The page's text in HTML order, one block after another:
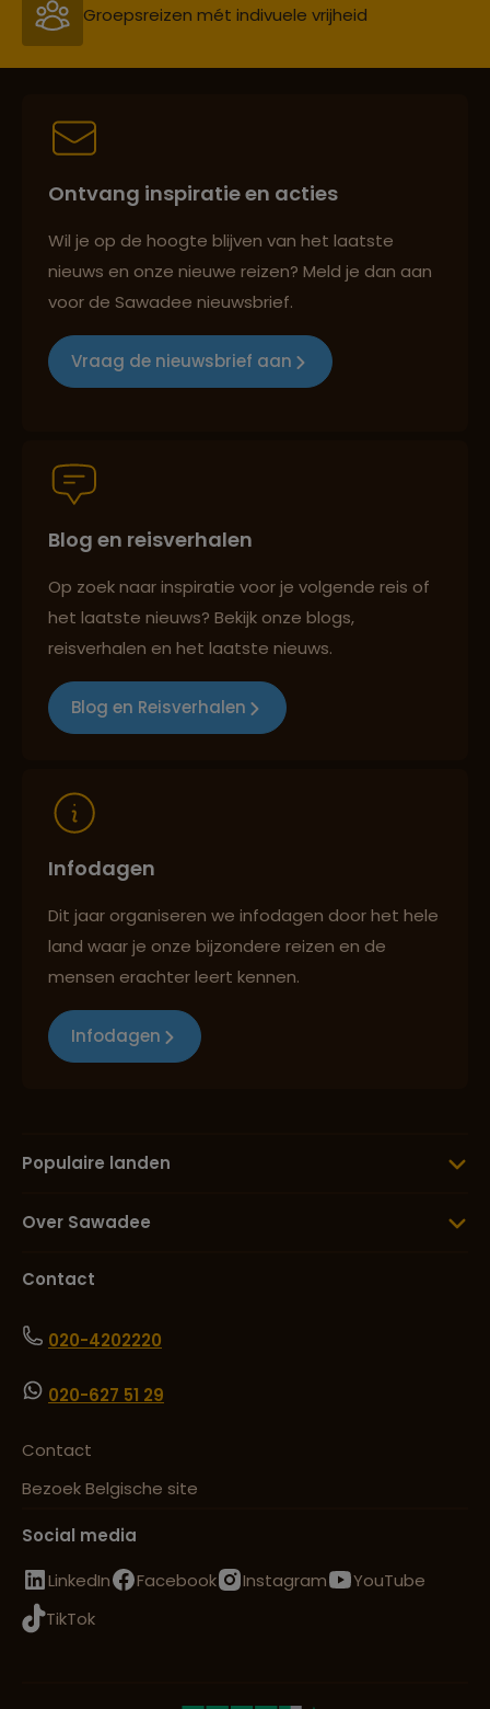
Groepsreizen mét indivuele vrijheid
Persoonlijk en deskundig reisadvies
Reizen met oog voor mens, cultuur en milieu
Persoonlijk en deskundig reisadvies
Best beoordeelde reisroutes
Ontvang inspiratie en acties
Wil je op de hoogte blijven van het laatste
nieuws en onze nieuwe reizen? Meld je dan aan
voor de Sawadee nieuwsbrief.
Vraag de nieuwsbrief aan
Blog en reisverhalen
Op zoek naar inspiratie voor je volgende reis of
het laatste nieuws? Bekijk onze blogs,
reisverhalen en het laatste nieuws.
Blog en Reisverhalen
Infodagen
Dit jaar organiseren we infodagen door het hele
land waar je onze bijzondere reizen en de
mensen erachter leert kennen.
Infodagen
Populaire landen
Over Sawadee
Contact
020-4202220
020-627 51 29
Contact
Bezoek Belgische site
Social media
LinkedIn
Facebook Instagram
YouTube
TikTok